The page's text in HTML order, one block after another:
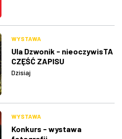
WYSTAWA
Ula Dzwonik - nieoczywisTA
CZĘŚĆ ZAPISU
Dzisiaj
WYSTAWA
Konkurs - wystawa